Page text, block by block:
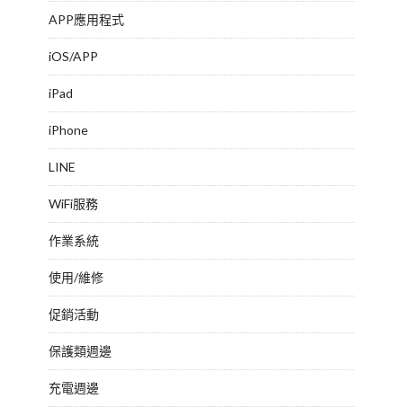
APP應用程式
iOS/APP
iPad
iPhone
LINE
WiFi服務
作業系統
使用/維修
促銷活動
保護類週邊
充電週邊